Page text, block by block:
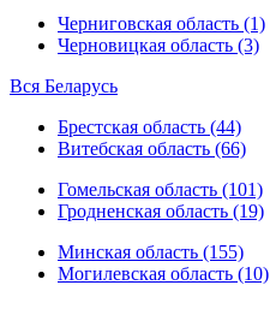
Черниговская область (1)
Черновицкая область (3)
Вся Беларусь
Брестская область (44)
Витебская область (66)
Гомельская область (101)
Гродненская область (19)
Минская область (155)
Могилевская область (10)